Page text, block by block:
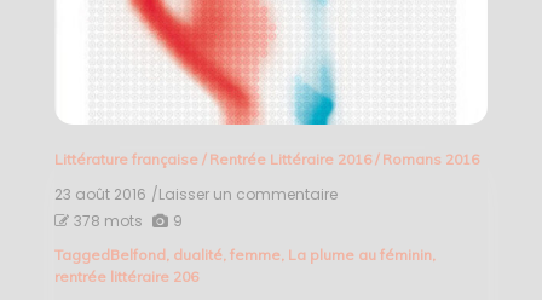
Littérature française/ Rentrée Littéraire 2016/ Romans 2016
23 août 2016 /Laisser un commentaireon
de
378 mots 9
TaggedBelfond, dualité, femme, La plume au féminin,
rentrée littéraire 206